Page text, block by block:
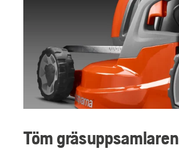
Töm gräsuppsamlaren